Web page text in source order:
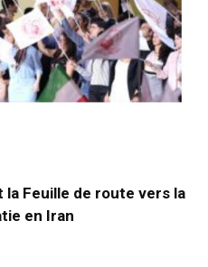
la Feuille de route vers la
en Iran